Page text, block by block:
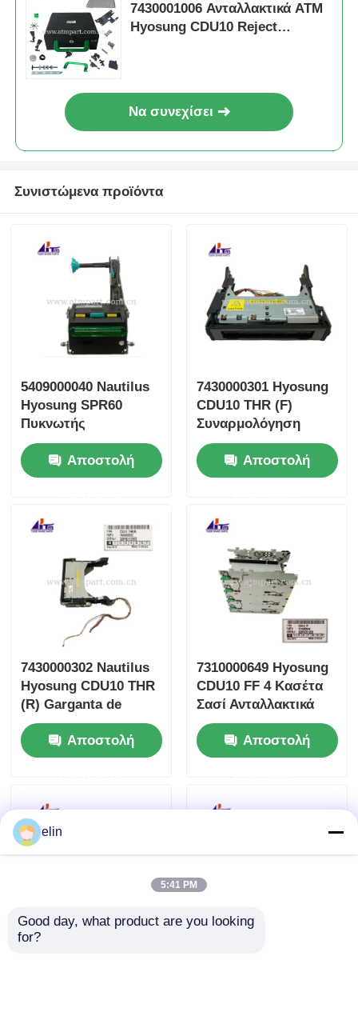
7430001006 Ανταλλακτικά ATM
Hyosung CDU10 Reject
Να συνεχίσει
Συνιστώμενα προϊόντα
5409000040 Nautilus
Hyosung SPR60
Πυκνωτής
αποδείξεων Τμήματα
μηχανών ATM
Αποστολή
7430000301 Hyosung
CDU10 THR (F)
Συναρμολόγηση
Λαιμού Ανταλλακτικά
ΑΤΜ
Αποστολή
7430000302 Nautilus
Hyosung CDU10 THR
(R) Garganta de
Montaje Ensamblaje
de ATMΑποστολή
7310000649 Hyosung
CDU10 FF 4 Κασέτα
Σασί Ανταλλακτικά
ΑΤΜ
Αποστολή
elin
5:41 PM
Good day, what product are you looking
for?